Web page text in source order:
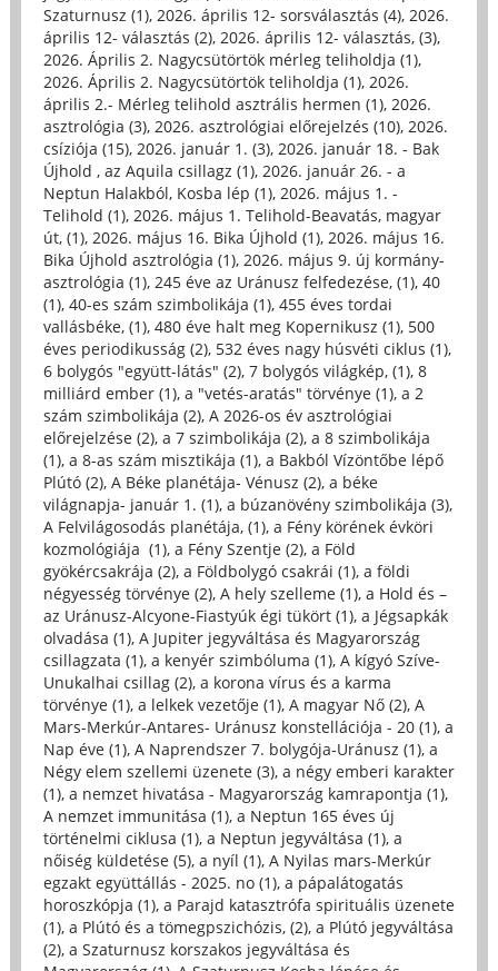
Szaturnusz (1), 2026. április 12- sorsválasztás (4), 2026.
április 12- választás (2), 2026. április 12- választás, (3),
2026. Április 2. Nagycsütörtök mérleg teliholdja (1),
2026. Április 2. Nagycsütörtök teliholdja (1), 2026.
április 2.- Mérleg telihold asztrális hermen (1), 2026.
asztrológia (3), 2026. asztrológiai előrejelzés (10), 2026.
csíziója (15), 2026. január 1. (3), 2026. január 18. - Bak
Újhold , az Aquila csillagz (1), 2026. január 26. - a
Neptun Halakból, Kosba lép (1), 2026. május 1. -
Telihold (1), 2026. május 1. Telihold-Beavatás, magyar
út, (1), 2026. május 16. Bika Újhold (1), 2026. május 16.
Bika Újhold asztrológia (1), 2026. május 9. új kormány-
asztrológia (1), 245 éve az Uránusz felfedezése, (1), 40
(1), 40-es szám szimbolikája (1), 455 éves tordai
vallásbéke, (1), 480 éve halt meg Kopernikusz (1), 500
éves periodikusság (2), 532 éves nagy húsvéti ciklus (1),
6 bolygós "együtt-látás" (2), 7 bolygós világkép, (1), 8
milliárd ember (1), a "vetés-aratás" törvénye (1), a 2
szám szimbolikája (2), A 2026-os év asztrológiai
előrejelzése (2), a 7 szimbolikája (2), a 8 szimbolikája
(1), a 8-as szám misztikája (1), a Bakból Vízöntőbe lépő
Plútó (2), A Béke planétája- Vénusz (2), a béke
világnapja- január 1. (1), a búzanövény szimbolikája (3),
A Felvilágosodás planétája, (1), a Fény körének évköri
kozmológiája (1), a Fény Szentje (2), a Föld
gyökércsakrája (2), a Földbolygó csakrái (1), a földi
négyesség törvénye (2), A hely szelleme (1), a Hold és –
az Uránusz-Alcyone-Fiastyúk égi tükört (1), a Jégsapkák
olvadása (1), A Jupiter jegyváltása és Magyarország
csillagzata (1), a kenyér szimbóluma (1), A kígyó Szíve-
Unukalhai csillag (2), a korona vírus és a karma
törvénye (1), a lelkek vezetője (1), A magyar Nő (2), A
Mars-Merkúr-Antares- Uránusz konstellációja - 20 (1), a
Nap éve (1), A Naprendszer 7. bolygója-Uránusz (1), a
Négy elem szellemi üzenete (3), a négy emberi karakter
(1), a nemzet hivatása - Magyarország kamrapontja (1),
A nemzet immunitása (1), a Neptun 165 éves új
történelmi ciklusa (1), a Neptun jegyváltása (1), a
nőiség küldetése (5), a nyíl (1), A Nyilas mars-Merkúr
egzakt együttállás - 2025. no (1), a pápalátogatás
horoszkópja (1), a Parajd katasztrófa spirituális üzenete
(1), a Plútó és a tömegpszichózis, (2), a Plútó jegyváltása
(2), a Szaturnusz korszakos jegyváltása és